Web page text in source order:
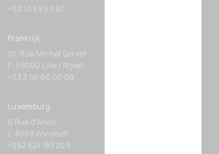
+32 10 39 63 60
Frankrijk
10, Rue Michel Servet
F-59000 Lille / Rijsel
+33 3 56 60 00 09
Luxemburg
6 Rue d’Arlon
L-8399 Windhof
+352 621 183 209